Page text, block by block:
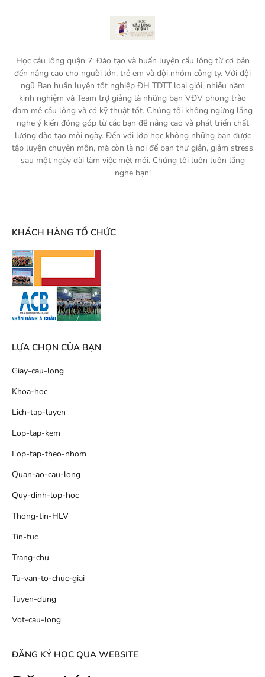
Học cầu lông quận 7: Đào tạo và huấn luyện cầu lông từ cơ bản
đến nâng cao cho người lớn, trẻ em và đội nhóm công ty. Với đội
ngũ Ban huấn luyện tốt nghiệp ĐH TDTT loại giỏi, nhiều năm
kinh nghiệm và Team trợ giảng là những bạn VĐV phong trào
đam mê cầu lông và có kỹ thuật tốt. Chúng tôi không ngừng lắng
nghe ý kiến đóng góp từ các bạn để nâng cao và phát triển chất
lượng đào tạo mỗi ngày. Đến với lớp học không những bạn được
tập luyện chuyên môn, mà còn là nơi để bạn thư giản, giảm stress
sau một ngày dài làm việc mệt mỏi. Chúng tôi luôn luôn lắng
nghe bạn!
KHÁCH HÀNG TỔ CHỨC
LỰA CHỌN CỦA BẠN
Giay-cau-long
Khoa-hoc
Lich-tap-luyen
Lop-tap-kem
Lop-tap-theo-nhom
Quan-ao-cau-long
Quy-dinh-lop-hoc
Thong-tin-HLV
Tin-tuc
Trang-chu
Tu-van-to-chuc-giai
Tuyen-dung
Vot-cau-long
ĐĂNG KÝ HỌC QUA WEBSITE